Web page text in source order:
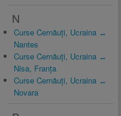
N
Curse Cernăuți, Ucraina ↔
Nantes
Curse Cernăuți, Ucraina ↔
Nisa, Franţa
Curse Cernăuți, Ucraina ↔
Novara